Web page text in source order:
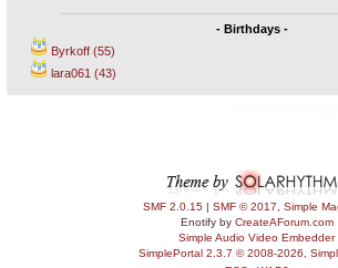
- Birthdays -
Byrkoff (55)
lara061 (43)
SMF 2.0.15 | SMF © 2017
Simple
Enotify by CreateAForum.com
Simple Audio Video Embedder
SimplePortal 2.3.7 © 2008-2026,